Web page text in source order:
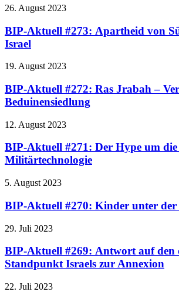
26. August 2023
BIP-Aktuell #273: Apartheid von
Israel
19. August 2023
BIP-Aktuell #272: Ras Jrabah –
Beduinensiedlung
12. August 2023
BIP-Aktuell #271: Der Hype um die
Militärtechnologie
5. August 2023
BIP-Aktuell #270: Kinder unter der
29. Juli 2023
BIP-Aktuell #269: Antwort auf den
Standpunkt Israels zur Annexion
22. Juli 2023